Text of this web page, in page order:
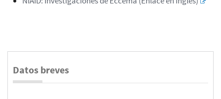
Datos breves